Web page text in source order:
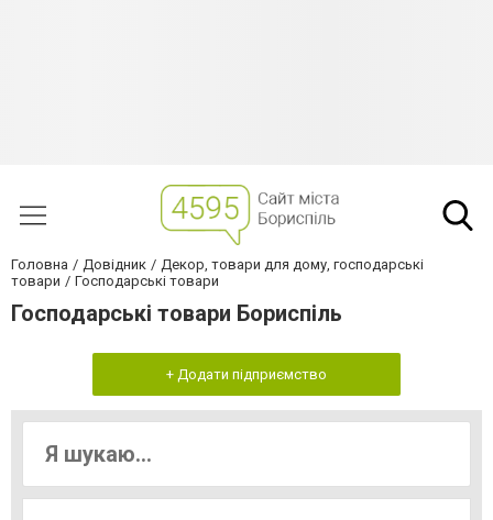
Головна Довідник
Декор, товари для дому, господарські
товари
Господарські товари
Господарські товари Бориспіль
+ Додати підприємство